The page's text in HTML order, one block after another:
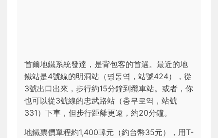
首爾地鐵系統發達，是背包客的首選。最近的地
鐵站是4號線的明洞站（명동역，站號424），從
3號出口出來，步行約15分鐘到纜車站。或者，你
也可以從3號線的忠武路站（충무로역，站號
331）下車，但步行距離更遠，約20分鐘。
地鐵票價單程約1,400韓元（約台幣35元），用T-